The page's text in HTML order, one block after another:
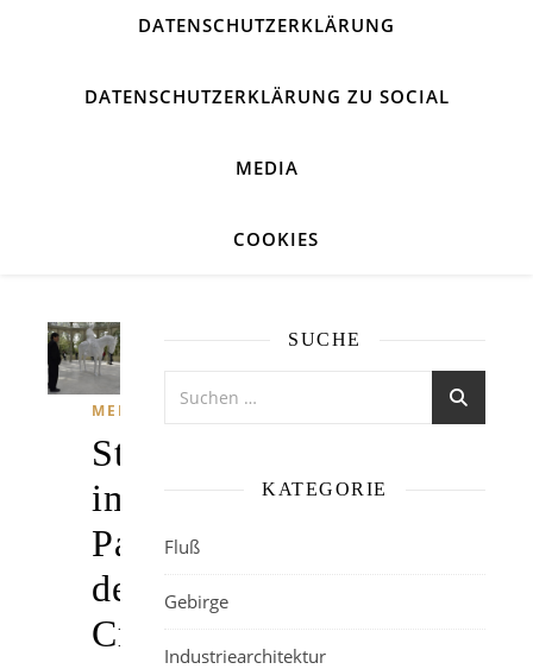
DATENSCHUTZERKLÄRUNG
DATENSCHUTZERKLÄRUNG ZU SOCIAL
MEDIA
COOKIES
MENSCHEN
Statue
im
Palacio
de
Cristal
SUCHE
KATEGORIE
Fluß
Gebirge
Industriearchitektur